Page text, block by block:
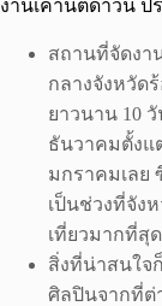
งานเคานต์ดาวน์ ป
สถานที่จัดงา
กลางจังหวัด
ยาวนาน 10
ธันวาคมตั้งแ
มกราคมเลย
เป็นช่วงที่จัง
เที่ยวมากที่สุ
สิ่งที่น่าสนใจ
ศิลปินจากที่ต่